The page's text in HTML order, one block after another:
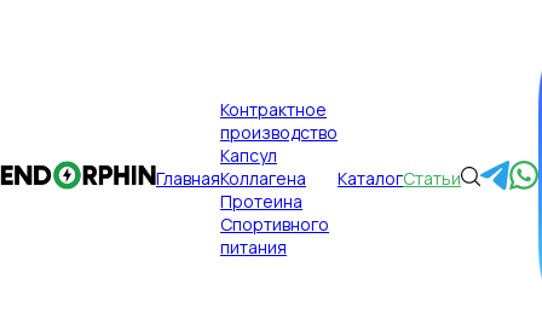
Главная
Контрактное
производство
Капсул
Коллагена
Протеина
Спортивного
питания
КаталогСтатьи
Публикации
Сезонный